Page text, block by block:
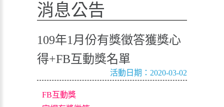
消息公告
109年1月份有獎徵答獲獎心
得+FB互動獎名單
活動日期：2020-03-02
FB互動獎